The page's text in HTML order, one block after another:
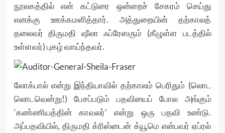
நூலகத்தில் என் கட்டுரை ஒன்றைச் சேகரம் செய்து
எனக்கு ஊக்கமளித்தார். அத்துறையின் தற்காலத்
தலைவர் திருமதி ஷீலா ஃப்ரேஸரும் (கீழுள்ள படத்தில்
உள்ளவர்) புகழ் வாய்ந்தவர்.
லோக்பால் என்று இந்தியாவில் தற்காலம் பெரிதும் (லொட
லொடவென்று!) பேசப்படும் பதவியைப் போல அங்கும்
‘கண்ணியத்தின் காவலர்’ என்று ஒரு பதவி உண்டு.
அப்பதவியில், திருமதி க்ரிஸ்டைன் க்யூமெ என்பவர் ஏப்ரல்